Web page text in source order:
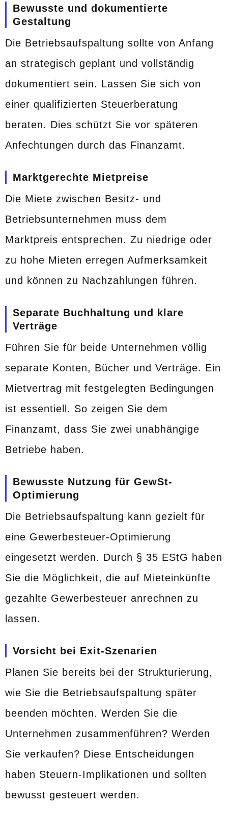
Bewusste und dokumentierte
Gestaltung
Die Betriebsaufspaltung sollte von Anfang
an strategisch geplant und vollständig
dokumentiert sein. Lassen Sie sich von
einer qualifizierten Steuerberatung
beraten. Dies schützt Sie vor späteren
Anfechtungen durch das Finanzamt.
Marktgerechte Mietpreise
Die Miete zwischen Besitz- und
Betriebsunternehmen muss dem
Marktpreis entsprechen. Zu niedrige oder
zu hohe Mieten erregen Aufmerksamkeit
und können zu Nachzahlungen führen.
Separate Buchhaltung und klare
Verträge
Führen Sie für beide Unternehmen völlig
separate Konten, Bücher und Verträge. Ein
Mietvertrag mit festgelegten Bedingungen
ist essentiell. So zeigen Sie dem
Finanzamt, dass Sie zwei unabhängige
Betriebe haben.
Bewusste Nutzung für GewSt-
Optimierung
Die Betriebsaufspaltung kann gezielt für
eine Gewerbesteuer-Optimierung
eingesetzt werden. Durch § 35 EStG haben
Sie die Möglichkeit, die auf Mieteinkünfte
gezahlte Gewerbesteuer anrechnen zu
lassen.
Vorsicht bei Exit-Szenarien
Planen Sie bereits bei der Strukturierung,
wie Sie die Betriebsaufspaltung später
beenden möchten. Werden Sie die
Unternehmen zusammenführen? Werden
Sie verkaufen? Diese Entscheidungen
haben Steuern-Implikationen und sollten
bewusst gesteuert werden.